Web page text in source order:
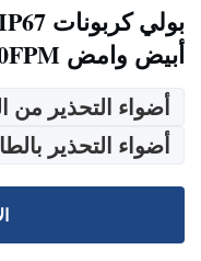
أبيض وامض 60FPM
أضواء التحذير من
أضواء التحذير